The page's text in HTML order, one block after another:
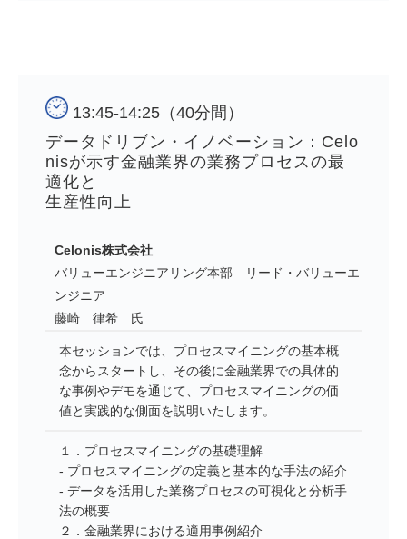
13:45-14:25（40分間）
データドリブン・イノベーション：Celo
nisが示す金融業界の業務プロセスの最
適化と
生産性向上
Celonis株式会社
バリューエンジニアリング本部 リード・バリューエ
ンジニア
藤崎 律希 氏
本セッションでは、プロセスマイニングの基本概
念からスタートし、その後に金融業界での具体的
な事例やデモを通じて、プロセスマイニングの価
値と実践的な側面を説明いたします。
１．プロセスマイニングの基礎理解
- プロセスマイニングの定義と基本的な手法の紹介
- データを活用した業務プロセスの可視化と分析手
法の概要
２．金融業界における適用事例紹介